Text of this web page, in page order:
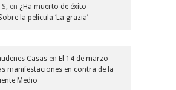
en ¿Ha muerto de éxito
la película ‘La grazia’
Casas en El 14 de marzo
manifestaciones en contra de la
Medio